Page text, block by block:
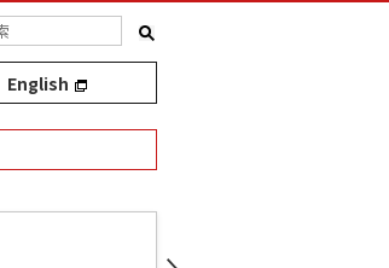
English